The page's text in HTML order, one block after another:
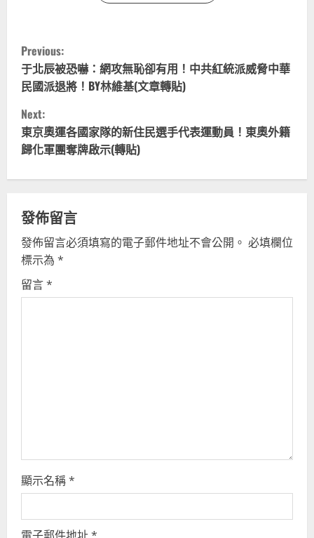
C
o
n
t
i
u
e
R
g
Previous:
于北辰被恐嚇：網攻無恥卻有用！中共紅統派威脅中華
民國派退將！BY林維基(文章轉貼)
Next:
東京奧運各國家隊的新住民選手代表運動員！東奧外籍
歸化軍團奪牌啟示(轉貼)
發佈留言
發佈留言必須填寫的電子郵件地址不會公開。 必填欄位
標示為 *
留言*
顯示名稱*